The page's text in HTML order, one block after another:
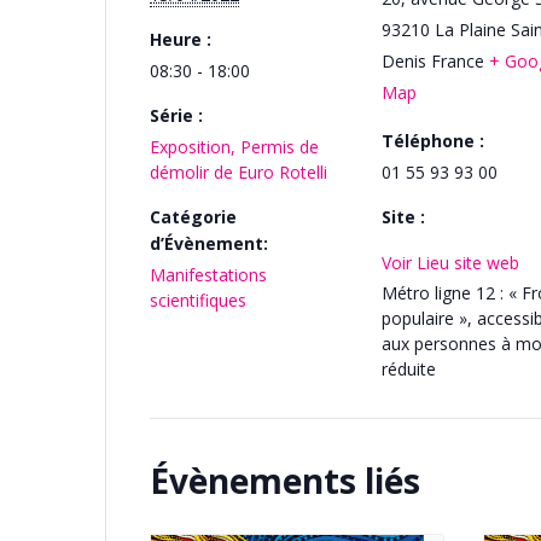
Heure :
08:30 - 18:00
Série :
Exposition, Permis de
démolir de Euro Rotelli
Catégorie
d’Évènement:
Manifestations
scientifiques
93210 La Plaine
Denis France +
Map
Téléphone :
01 55 93 93 00
Site :
Voir Lieu site web
Métro ligne 12 : «
populaire »,
aux personnes à
réduite
Évènements liés